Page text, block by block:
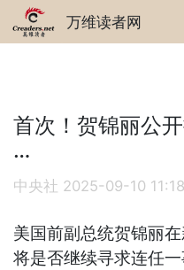
万维读者网
首次！贺锦丽公
…
中央社 2025-09-10 11:18
美国前副总统贺锦丽
将是否继续寻求连任